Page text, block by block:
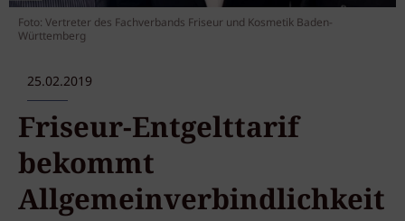
Foto: Vertreter des Fachverbands Friseur und Kosmetik Baden-
Württemberg
25.02.2019
Friseur-Entgelttarif
bekommt
Allgemeinverbindlichkeit